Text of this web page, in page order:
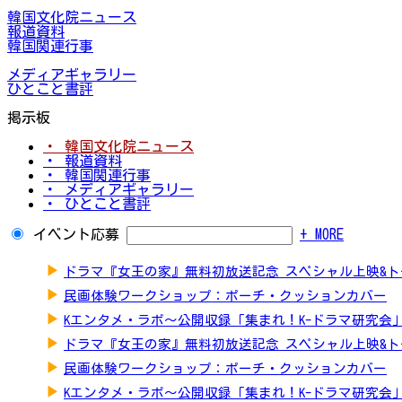
韓国文化院ニュース
報道資料
韓国関連行事
メディアギャラリー
ひとこと書評
掲示板
・ 韓国文化院ニュース
・ 報道資料
・ 韓国関連行事
・ メディアギャラリー
・ ひとこと書評
イベント応募 + MORE
▶ ドラマ『女王の家』無料初放送記念 スペシャル上映&
▶ 民画体験ワークショップ：ポーチ・クッションカバー
▶ Kエンタメ・ラボ～公開収録「集まれ！K-ドラマ研究会」
▶ ドラマ『女王の家』無料初放送記念 スペシャル上映&
▶ 民画体験ワークショップ：ポーチ・クッションカバー
▶ Kエンタメ・ラボ～公開収録「集まれ！K-ドラマ研究会」